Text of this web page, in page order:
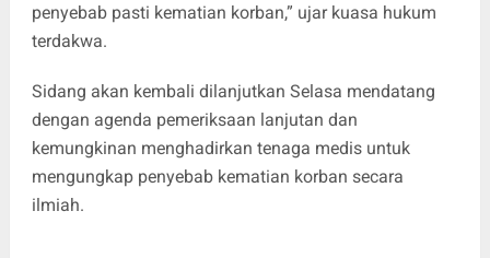
penyebab pasti kematian korban,” ujar kuasa hukum
terdakwa.
Sidang akan kembali dilanjutkan Selasa mendatang
dengan agenda pemeriksaan lanjutan dan
kemungkinan menghadirkan tenaga medis untuk
mengungkap penyebab kematian korban secara
ilmiah.